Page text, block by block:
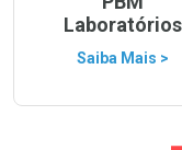
Laboratórios
Saiba Mais >